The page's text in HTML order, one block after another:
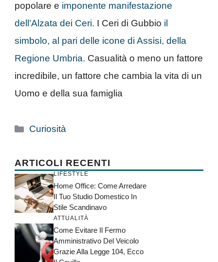
popolare e imponente manifestazione
dell’Alzata dei Ceri. I Ceri di Gubbio il
simbolo, al pari delle icone di Assisi, della
Regione Umbria. Casualità o meno un fattore
incredibile, un fattore che cambia la vita di un
Uomo e della sua famiglia
Categorie
Curiosità
ARTICOLI RECENTI
LIFESTYLE
Home Office: Come Arredare
Il Tuo Studio Domestico In
Stile Scandinavo
ATTUALITÀ
Come Evitare Il Fermo
Amministrativo Del Veicolo
Grazie Alla Legge 104, Ecco